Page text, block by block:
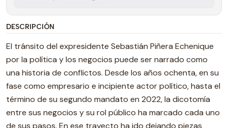
DESCRIPCIÓN
El tránsito del expresidente Sebastián Piñera Echenique
por la política y los negocios puede ser narrado como
una historia de conflictos. Desde los años ochenta, en su
fase como empresario e incipiente actor político, hasta el
término de su segundo mandato en 2022, la dicotomía
entre sus negocios y su rol público ha marcado cada uno
de sus pasos. En ese trayecto ha ido dejando piezas